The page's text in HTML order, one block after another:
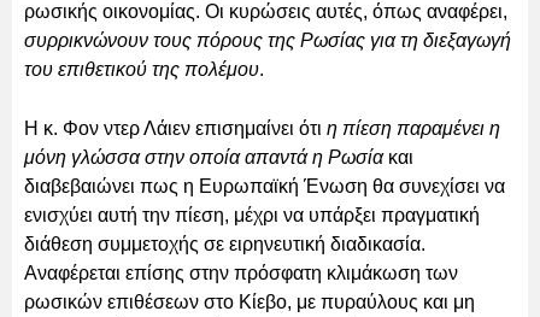
ρωσικής οικονομίας. Οι κυρώσεις αυτές, όπως αναφέρει,
συρρικνώνουν τους πόρους της Ρωσίας για τη διεξαγωγή
του επιθετικού της πολέμου.
Η κ. Φον ντερ Λάιεν επισημαίνει ότι η πίεση παραμένει η
μόνη γλώσσα στην οποία απαντά η Ρωσίακαι
διαβεβαιώνει πως η Ευρωπαϊκή Ένωση θα συνεχίσει να
ενισχύει αυτή την πίεση, μέχρι να υπάρξει πραγματική
διάθεση συμμετοχής σε ειρηνευτική διαδικασία.
Αναφέρεται επίσης στην πρόσφατη κλιμάκωση των
ρωσικών επιθέσεων στο Κίεβο, με πυραύλους και μη